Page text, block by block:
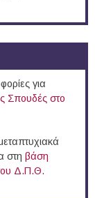
για
Σπουδές στο
στη βάση
Δ.Π.Θ.